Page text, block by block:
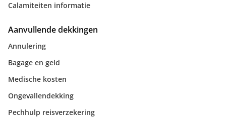
Calamiteiten informatie
Aanvullende dekkingen
Annulering
Bagage en geld
Medische kosten
Ongevallendekking
Pechhulp reisverzekering